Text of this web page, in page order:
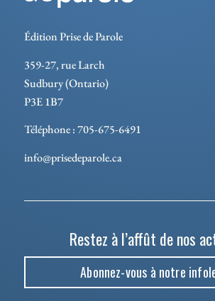
Édition Prise de Parole
359-27, rue Larch
Sudbury (Ontario)
P3E 1B7
Téléphone : 705-675-6491
info@prisedeparole.ca
Restez à l’affût de nos
Abonnez-vous à notre